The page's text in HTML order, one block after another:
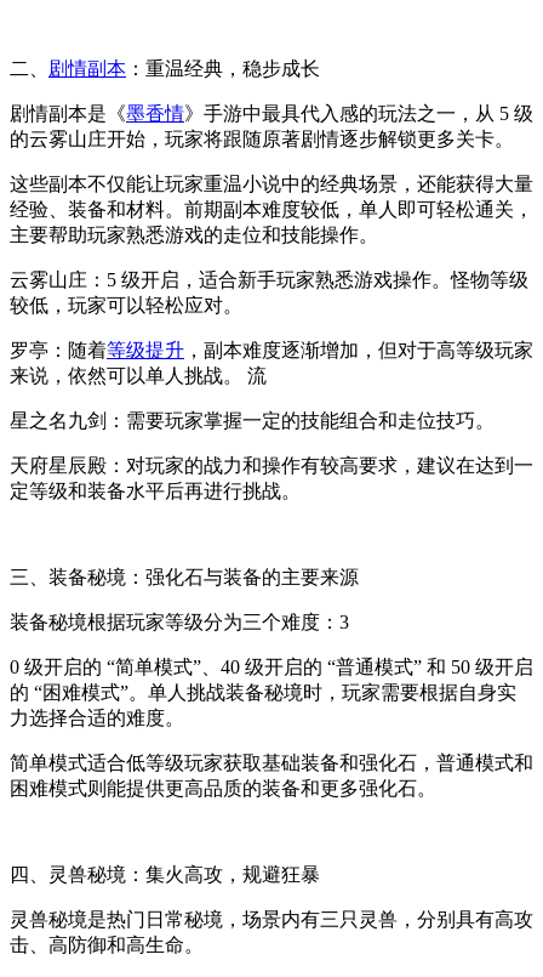
二、 剧情副本 ：重温经典，稳步成长
剧情副本是《墨香情》手游中最具代入感的玩法之一，从 5 级
的云雾山庄开始，玩家将跟随原著剧情逐步解锁更多关卡。
这些副本不仅能让玩家重温小说中的经典场景，还能获得大量
经验、装备和材料。前期副本难度较低，单人即可轻松通关，
主要帮助玩家熟悉游戏的走位和技能操作。
云雾山庄：5 级开启，适合新手玩家熟悉游戏操作。怪物等级
较低，玩家可以轻松应对。
罗亭：随着等级提升 ，副本难度逐渐增加，但对于高等级玩家
来说，依然可以单人挑战。 流
星之名九剑：需要玩家掌握一定的技能组合和走位技巧。
天府星辰殿：对玩家的战力和操作有较高要求，建议在达到一
定等级和装备水平后再进行挑战。
三、装备秘境：强化石与装备的主要来源
装备秘境根据玩家等级分为三个难度：3
0 级开启的 “简单模式”、40 级开启的 “普通模式” 和 50 级开启
的 “困难模式”。单人挑战装备秘境时，玩家需要根据自身实
力选择合适的难度。
简单模式适合低等级玩家获取基础装备和强化石，普通模式和
困难模式则能提供更高品质的装备和更多强化石。
四、灵兽秘境：集火高攻，规避狂暴
灵兽秘境是热门日常秘境，场景内有三只灵兽，分别具有高攻
击、高防御和高生命。